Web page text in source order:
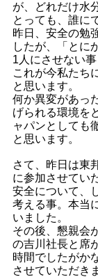
が、どれだけ水
とっても、誰に
昨日、安全の勉
したが、「とに
1人にさせない事
これが今私たち
と思います。
何か異変があっ
げられる環境を
ャパンとしても
と思います。
さて、昨日は東
に参加させてい
安全について、
考える事。本当
いました。
その後、懇親会
の吉川社長と席
時間でしたがか
させていただき